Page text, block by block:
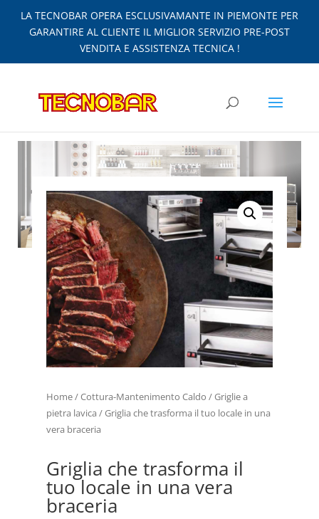
LA TECNOBAR OPERA ESCLUSIVAMANTE IN PIEMONTE PER
GARANTIRE AL CLIENTE IL MIGLIOR SERVIZIO PRE-POST
VENDITA E ASSISTENZA TECNICA !
Home/Cottura-Mantenimento Caldo /Griglie a
pietra lavica / Griglia che trasforma il tuo locale in una
vera braceria
Griglia che trasforma il
tuo locale in una vera
braceria